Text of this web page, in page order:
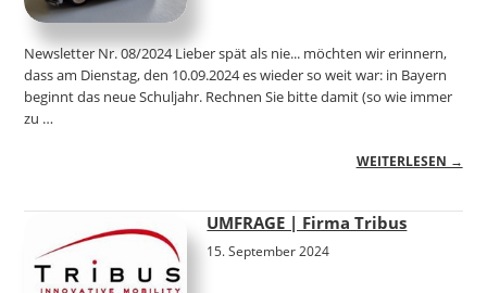
Newsletter Nr. 08/2024 Lieber spät als nie... möchten wir erinnern,
dass am Dienstag, den 10.09.2024 es wieder so weit war: in Bayern
beginnt das neue Schuljahr. Rechnen Sie bitte damit (so wie immer
zu …
WEITERLESEN →
UMFRAGE | Firma Tribus
15. September 2024